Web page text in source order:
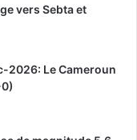
vers Sebta et
2026: Le Cameroun